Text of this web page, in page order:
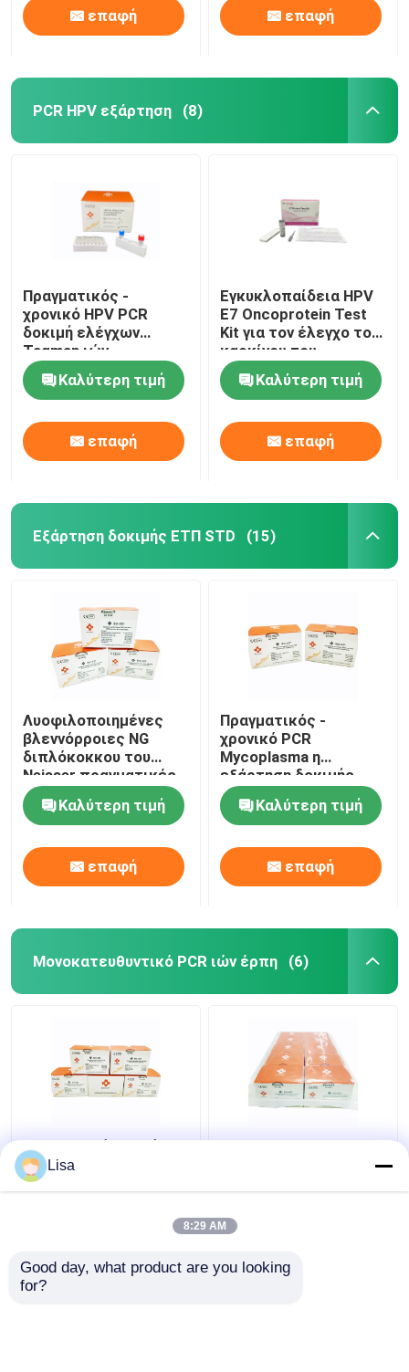
επαφή επαφή
PCR HPV εξάρτηση (8)
Πραγματικός -
χρονικό HPV PCR
δοκιμή ελέγχων
Taqman ιών
Genotyping HPV
υψηλού κινδύνου
Dectect εξαρτήσεων
Καλύτερη τιμή
επαφή
Εγκυκλοπαίδεια HPV
E7 Oncoprotein Test
Kit για τον έλεγχο του
καρκίνου του
τραχήλου της μήτρας
με αποτελέσματα 15
λεπτών,
αυτοαποτύπωση και
άμεση ανίχνευση
πρωτεϊνών
Καλύτερη τιμή
επαφή
Εξάρτηση δοκιμής ΕΤΠ STD (15)
Λυοφιλοποιημένες
βλεννόρροιες NG
διπλόκοκκου του
Neisser πραγματικές -
χρονικό PCR
εξάρτηση 96 δοκιμές/
εξάρτηση ανίχνευσης
Καλύτερη τιμή
επαφή
Πραγματικός -
χρονικό PCR
Mycoplasma η
εξάρτηση δοκιμής
ΕΤΠ MG STD
Genitalium
λυοφιλοποίησε 48
δοκιμές/εξάρτηση
Καλύτερη τιμή
επαφή
Μονοκατευθυντικό PCR ιών έρπη (6)
Πραγματικός - χρόνος
hsv-6
μονοκατευθυντικός
PCR 24tests/Kit έρπη
Hsv-1 και 2
PCR 96tests/Kit
χρονικού έρπη
Lisa
8:29 AM
Good day, what product are you looking
for?